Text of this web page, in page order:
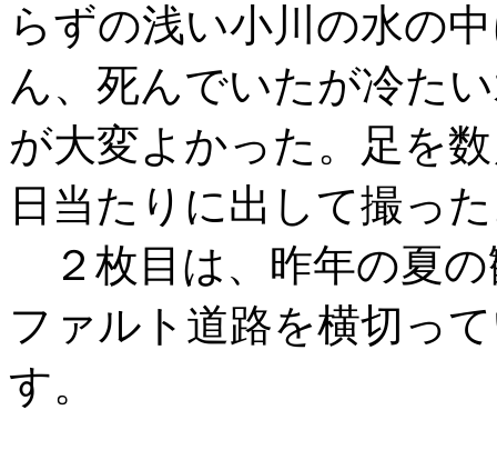
らずの浅い小川の水の
ん、死んでいたが冷た
が大変よかった。足を
日当たりに出して撮っ
２枚目は、昨年の夏
ファルト道路を横切っ
す。